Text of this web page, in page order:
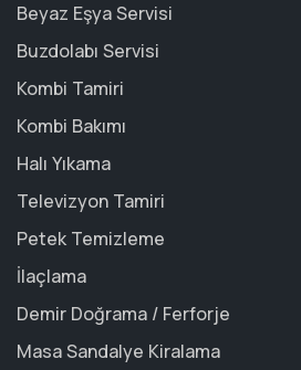
Beyaz Eşya Servisi
Buzdolabı Servisi
Kombi Tamiri
Kombi Bakımı
Halı Yıkama
Televizyon Tamiri
Petek Temizleme
İlaçlama
Demir Doğrama / Ferforje
Masa Sandalye Kiralama